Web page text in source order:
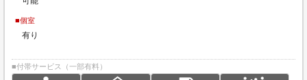
■個室
有り
■付帯サービス（一部有料）